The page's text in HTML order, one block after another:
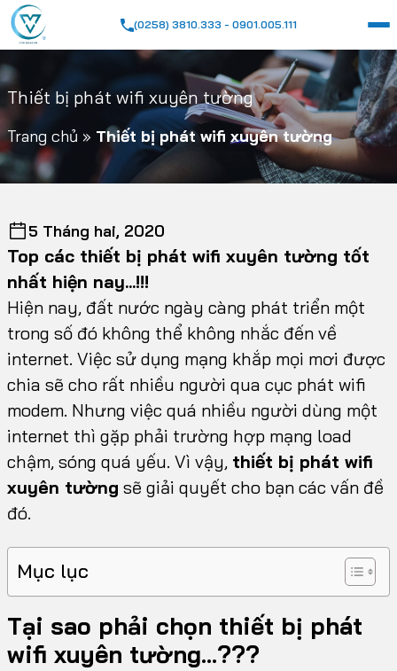
(0258) 3810.333 - 0901.005.111
Thiết bị phát wifi xuyên tường
Trang chủ » Thiết bị phát wifi xuyên tường
5 Tháng hai, 2020
Top các thiết bị phát wifi xuyên tường tốt
nhất hiện nay…!!!
Hiện nay, đất nước ngày càng phát triển một
trong số đó không thể không nhắc đến về
internet. Việc sử dụng mạng khắp mọi mơi được
chia sẽ cho rất nhiều người qua cục phát wifi
modem. Nhưng việc quá nhiều người dùng một
internet thì gặp phải trường hợp mạng load
chậm, sóng quá yếu. Vì vậy, thiết bị phát wifi
xuyên tường sẽ giải quyết cho bạn các vấn đề
đó.
Mục lục
Tại sao phải chọn thiết bị phát
wifi xuyên tường…???